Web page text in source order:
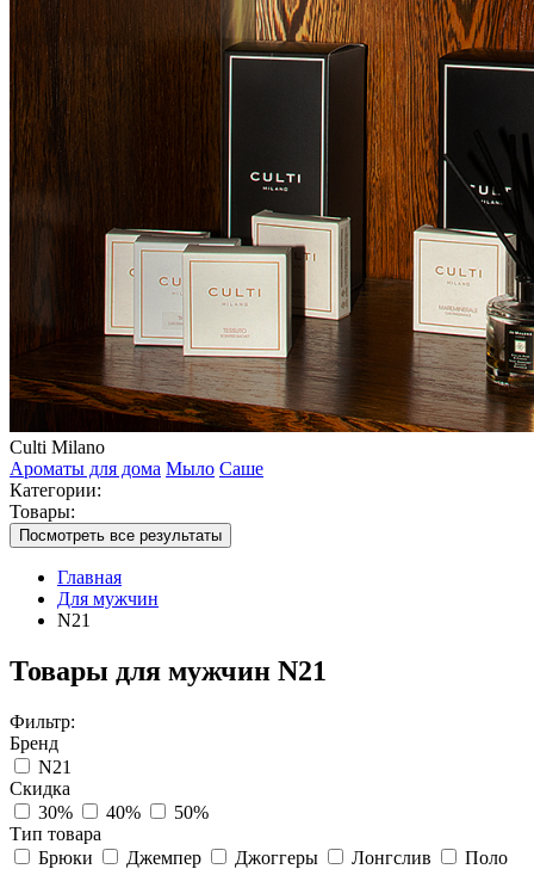
Culti Milano
Ароматы для дома Мыло Саше
Категории:
Товары:
Посмотреть все результаты
Главная
Для мужчин
N21
Товары для мужчин N21
Фильтр:
Бренд
N21
Скидка
30%
40%
50%
Тип товара
Брюки
Джемпер Джоггеры Лонгслив
Поло